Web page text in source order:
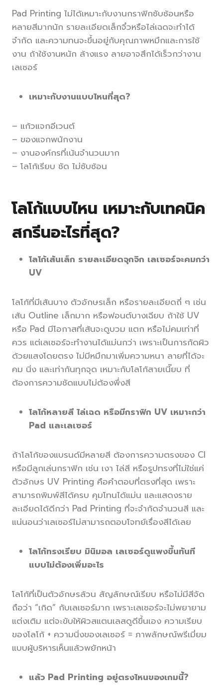
Pad Printing ไม่ได้เหมาะกับงานกราฟิกซับซ้อนหรือ
หลายสีมากนัก รายละเอียดเล็กจิ๋วหรือไล่เฉดจะทำได้
จำกัด และความทนจะขึ้นอยู่กับคุณภาพหมึกและการใช้
งาน ถ้าใช้งานหนัก ล้างแรง ลายอาจสึกได้เร็วกว่างาน
เลเซอร์
เหมาะกับงานแบบไหนที่สุด?
– แก้วแจกอีเวนต์
– ของแจกพนักงาน
– งานองค์กรที่เน้นจำนวนมาก
– โลโก้เรียบ ชัด ไม่ซับซ้อน
โลโก้แบบไหน เหมาะกับเทคนิค
สกรีนอะไรที่สุด?
โลโก้เส้นเล็ก รายละเอียดจุกจิก เลเซอร์จะคมกว่า
UV
โลโก้ที่มีเส้นบาง ตัวอักษรเล็ก หรือรายละเอียดถี่ ๆ เช่น
เส้น Outline เล็กมาก หรือฟอนต์บางเฉียบ ถ้าใช้ UV
หรือ Pad มีโอกาสที่เส้นจะดูบวม แตก หรือไม่คมเท่าที่
ควร แต่เลเซอร์จะทำงานได้แม่นกว่า เพราะเป็นการกัดผิว
ด้วยแสงโดยตรง ไม่มีหมึกมาเพิ่มความหนา ลายที่ได้จะ
คม นิ่ง และเท่ากันทุกจุด เหมาะกับโลโก้สายเนี๊ยบ ที่
ต้องการความชัดแบบไม่ต้องพึ่งสี
โลโก้หลายสี ไล่เฉด หรือมีกราฟิก UV เหมาะกว่า
Pad และเลเซอร์
ถ้าโลโก้ของแบรนด์มีหลายสี ต้องการความตรงของ CI
หรือมีลูกเล่นกราฟิก เช่น เงา ไล่สี หรือรูปทรงที่ไม่ใช่แค่
ตัวอักษร UV Printing คือคำตอบที่ตรงที่สุด เพราะ
สามารถพิมพ์สีได้ครบ คุมโทนได้แม่น และแสดงราย
ละเอียดได้ดีกว่า Pad Printing ที่จะจำกัดจำนวนสี และ
แน่นอนว่าเลเซอร์ไม่สามารถตอบโจทย์เรื่องสีได้เลย
โลโก้ทรงเรียบ มินิมอล เลเซอร์ดูแพงขึ้นทันที
แบบไม่ต้องเพิ่มอะไร
โลโก้ที่เป็นตัวอักษรล้วน สัญลักษณ์เรียบ หรือไม่มีสีจัด
ถือว่า “เกิด” กับเลเซอร์มาก เพราะเลเซอร์จะไม่พยายาม
แต่งเติม แต่จะขับให้ผิวสแตนเลสดูดีขึ้นเอง ความเรียบ
ของโลโก้ + ความนิ่งของเลเซอร์ = ภาพลักษณ์พรีเมี่ยม
แบบผู้บริหารเห็นแล้วพยักหน้า
แล้ว Pad Printing อยู่ตรงไหนของเกมนี้?